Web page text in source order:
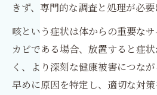
きず、専門的な調査と処理が必要
咳という症状は体からの重要な
カビである場合、放置すると症
く、より深刻な健康被害につなが
早めに原因を特定し、適切な対